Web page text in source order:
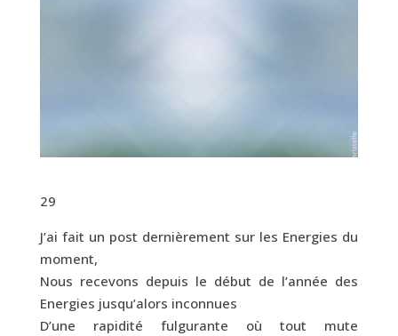
29
J’ai fait un post dernièrement sur les Energies du
moment,
Nous recevons depuis le début de l’année des
Energies jusqu’alors inconnues
D’une rapidité fulgurante où tout mute